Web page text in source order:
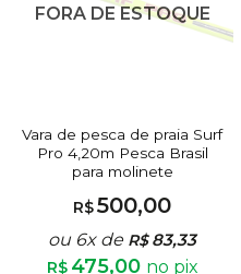
FORA DE ESTOQUE
Vara de pesca de praia Surf
Pro 4,20m Pesca Brasil
para molinete
R$500,00
ou 6x de R$ 83,33
R$ 475,00 no pix